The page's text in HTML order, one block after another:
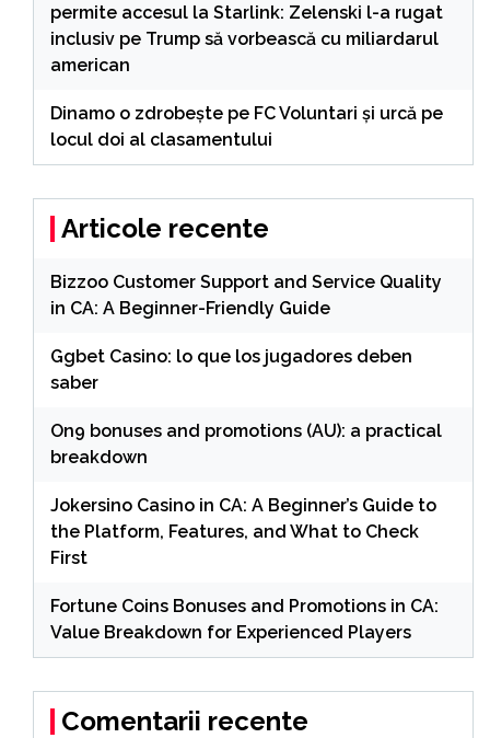
permite accesul la Starlink: Zelenski l-a rugat
inclusiv pe Trump să vorbească cu miliardarul
american
Dinamo o zdrobește pe FC Voluntari și urcă pe
locul doi al clasamentului
Articole recente
Bizzoo Customer Support and Service Quality
in CA: A Beginner-Friendly Guide
Ggbet Casino: lo que los jugadores deben
saber
On9 bonuses and promotions (AU): a practical
breakdown
Jokersino Casino in CA: A Beginner’s Guide to
the Platform, Features, and What to Check
First
Fortune Coins Bonuses and Promotions in CA:
Value Breakdown for Experienced Players
Comentarii recente